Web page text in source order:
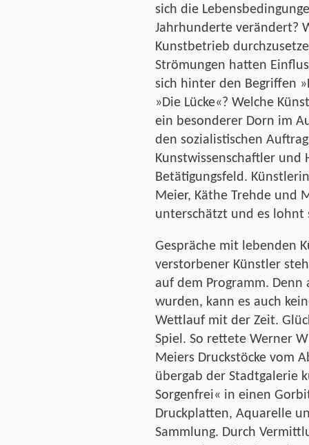
sich die
Jahrhunderte verändert?
Kunstbetrieb
Strömungen hatten
sich hinter den Begriffen
»Die Lücke«? Welche
ein besonderer Dorn im
den sozialistischen
Kunstwissenschaftler und
Betätigungsfeld.
Meier, Käthe Trehde und
unterschätzt und es lohnt
Gespräche mit lebenden
verstorbener Künstler
auf dem Programm.
wurden, kann es auch
Wettlauf mit der Zeit.
Spiel. So rettete Werner
Meiers Druckstöcke vom
übergab der Stadtgalerie
Sorgenfrei« in einen
Druckplatten, Aquarelle
Sammlung. Durch